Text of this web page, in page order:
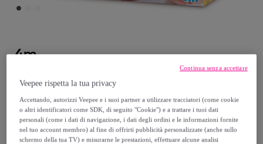
4m
Crea i tuoi Animali Pompon
Modello: Crea i tuoi Animali Pompon
18,90 €
Veepee rispetta la tua privacy
Accettando, autorizzi Veepee e i suoi partner a utilizzare tracciatori (come cookie
o altri identificatori come SDK, di seguito "Cookie") e a trattare i tuoi dati
personali (come i dati di navigazione, i dati degli ordini e le informazioni fornite
nel tuo account membro) al fine di offrirti pubblicità personalizzate (anche sullo
schermo della tua TV) e misurarne le prestazioni, effettuare alcune analisi
Continua senza accettare